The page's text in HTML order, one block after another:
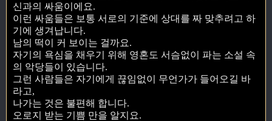
신과의 싸움이에요.
이런 싸움들은 보통 서로의 기준에 상대를 짜 맞추려고 하
기에 생겨납니다.
남의 떡이 커 보이는 걸까요.
자기의 욕심을 채우기 위해 영혼도 서슴없이 파는 소설 속
의 악당들이 있습니다.
그런 사람들은 자기에게 끊임없이 무언가가 들어오길 바
라고,
나가는 것은 불편해 합니다.
오로지 받는 기쁨 만을 알지요.